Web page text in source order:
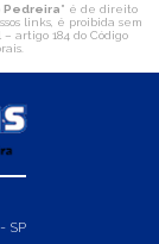
Pedreira" é de direito
links, é proibida sem
artigo 184 do Código
SP